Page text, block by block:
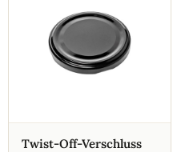
Twist-Off-Verschluss